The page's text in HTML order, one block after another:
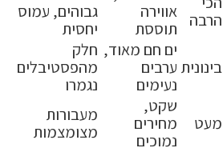
הרבה
אווירה
תוססת
גבוהים, עמוס
יחסית
בינונית
ים חם מאוד,
ערבים
נעימים
חלק
מהפסטיבלים
נגמרו
מעט
שקט,
מחירים
נמוכים
מעבורות
מצומצמות